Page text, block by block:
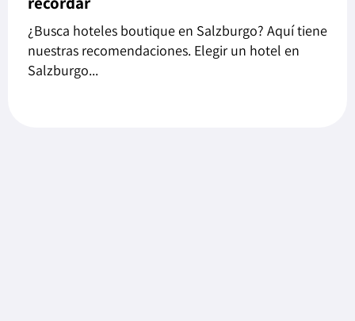
¿Busca hoteles boutique en Salzburgo? Aquí tiene
nuestras recomendaciones. Elegir un hotel en
Salzburgo...